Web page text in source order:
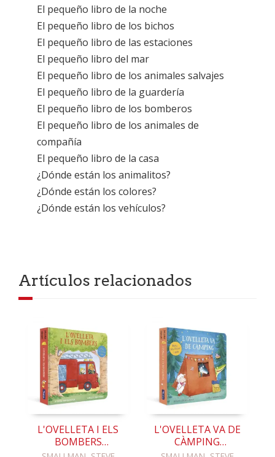
El pequeño libro de la noche
El pequeño libro de los bichos
El pequeño libro de las estaciones
El pequeño libro del mar
El pequeño libro de los animales salvajes
El pequeño libro de la guardería
El pequeño libro de los bomberos
El pequeño libro de los animales de
compañía
El pequeño libro de la casa
¿Dónde están los animalitos?
¿Dónde están los colores?
¿Dónde están los vehículos?
Artículos relacionados
L'OVELLETA I ELS
BOMBERS
(L'OVELLETA QUE
L'OVELLETA VA DE
CÀMPING
(L'OVELLETA QUE